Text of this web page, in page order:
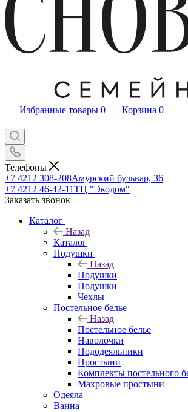
Избранные товары 0 Корзина 0
Телефоны
+7 4212 308-208Амурский бульвар, 36
+7 4212 46-42-11ТЦ "Экодом"
Заказать звонок
Каталог
Назад
Каталог
Подушки
Назад
Подушки
Подушки
Чехлы
Постельное белье
Назад
Постельное белье
Наволочки
Пододеяльники
Простыни
Комплекты постельного
Махровые простыни
Одеяла
Ванна